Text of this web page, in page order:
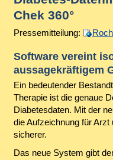
Chek 360°
Pressemitteilung:
Software vereint
aussagekräftigem
Ein bedeutender
Therapie ist die genaue
Diabetesdaten. Mit der
die Aufzeichnung für
sicherer.
Das neue System gibt